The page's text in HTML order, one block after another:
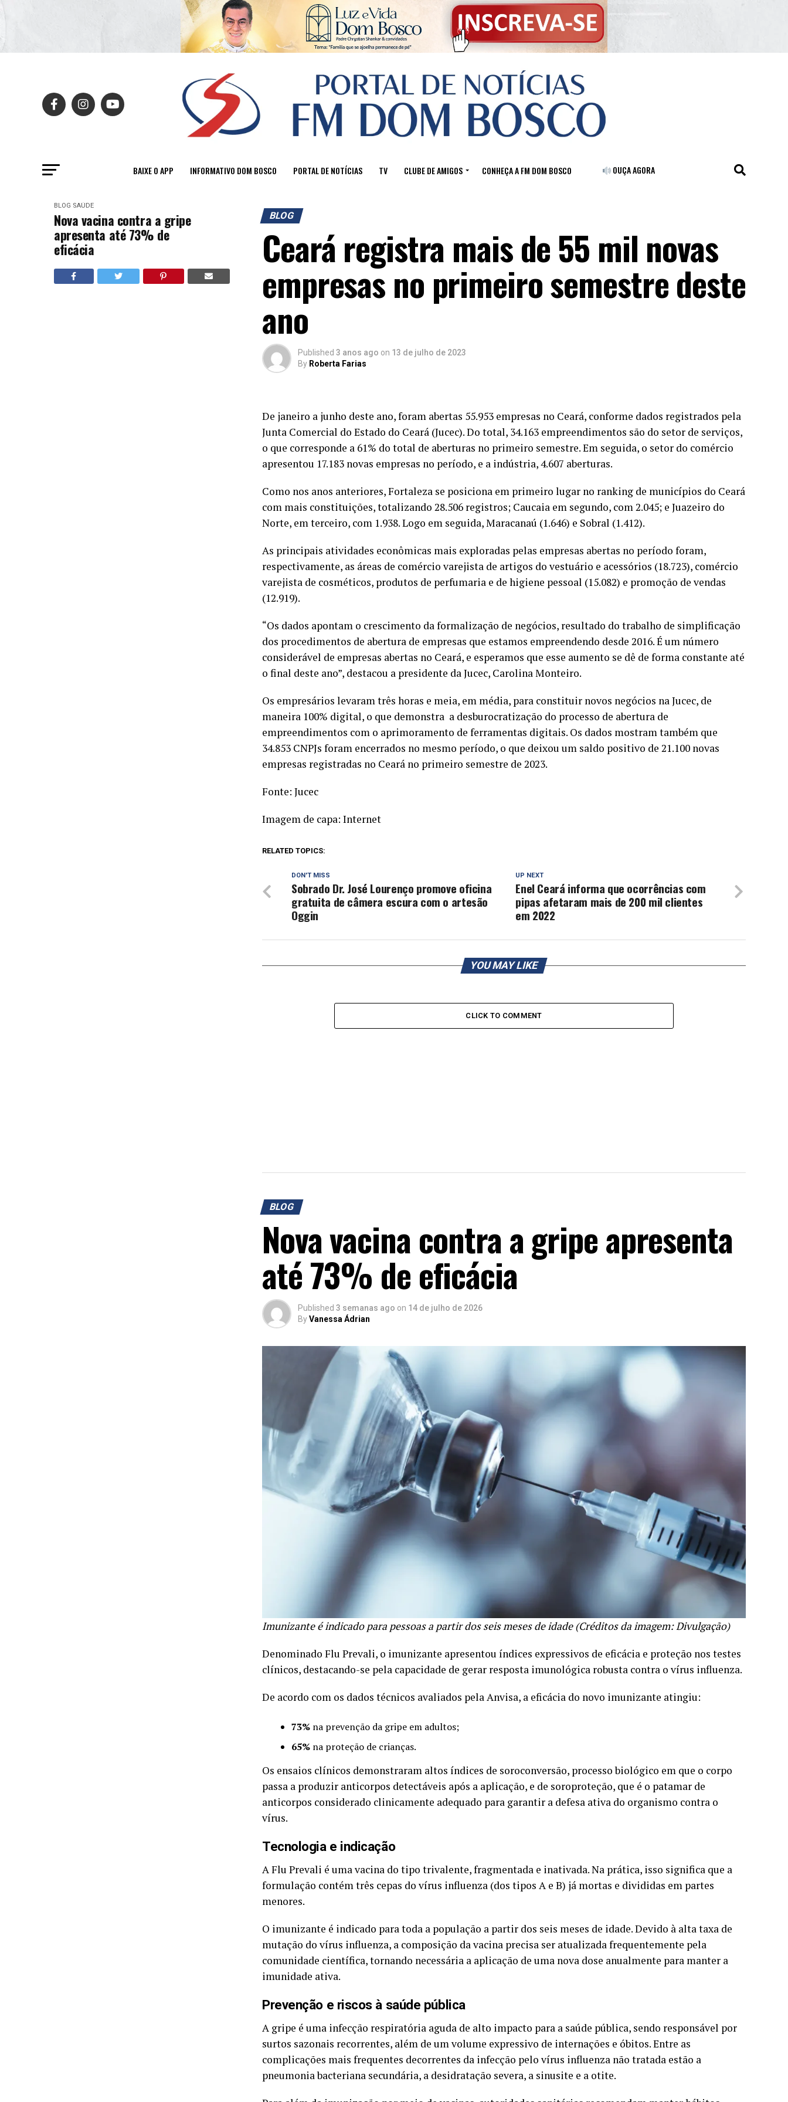
BAIXE O APP INFORMATIVO DOM BOSCO PORTAL DE NOTÍCIAS TV CLUBE DE AMIGOS CONHEÇA A FM DOM BOSCO OUÇA AGORA
BLOG SAÚDE
Nova vacina contra a gripe
apresenta até 73% de
eficácia
BLOG
Ceará registra mais de 55 mil novas
empresas no primeiro semestre deste
ano
Published 3 anos ago on 13 de julho de 2023
By Roberta Farias
De janeiro a junho deste ano, foram abertas 55.953 empresas no Ceará, conforme dados registrados pela
Junta Comercial do Estado do Ceará (Jucec). Do total, 34.163 empreendimentos são do setor de serviços,
o que corresponde a 61% do total de aberturas no primeiro semestre. Em seguida, o setor do comércio
apresentou 17.183 novas empresas no período, e a indústria, 4.607 aberturas.
Como nos anos anteriores, Fortaleza se posiciona em primeiro lugar no ranking de municípios do Ceará
com mais constituições, totalizando 28.506 registros; Caucaia em segundo, com 2.045; e Juazeiro do
Norte, em terceiro, com 1.938. Logo em seguida, Maracanaú (1.646) e Sobral (1.412).
As principais atividades econômicas mais exploradas pelas empresas abertas no período foram,
respectivamente, as áreas de comércio varejista de artigos do vestuário e acessórios (18.723), comércio
varejista de cosméticos, produtos de perfumaria e de higiene pessoal (15.082) e promoção de vendas
(12.919).
“Os dados apontam o crescimento da formalização de negócios, resultado do trabalho de simplificação
dos procedimentos de abertura de empresas que estamos empreendendo desde 2016. É um número
considerável de empresas abertas no Ceará, e esperamos que esse aumento se dê de forma constante até
o final deste ano”, destacou a presidente da Jucec, Carolina Monteiro.
Os empresários levaram três horas e meia, em média, para constituir novos negócios na Jucec, de
maneira 100% digital, o que demonstra a desburocratização do processo de abertura de
empreendimentos com o aprimoramento de ferramentas digitais. Os dados mostram também que
34.853 CNPJs foram encerrados no mesmo período, o que deixou um saldo positivo de 21.100 novas
empresas registradas no Ceará no primeiro semestre de 2023.
Fonte: Jucec
Imagem de capa: Internet
RELATED TOPICS:
UP NEXT
Enel Ceará informa que ocorrências com
pipas afetaram mais de 200 mil clientes
em 2022
DON'T MISS
Sobrado Dr. José Lourenço promove oficina
gratuita de câmera escura com o artesão
Oggin
YOU MAY LIKE
CLICK TO COMMENT
BLOG
Nova vacina contra a gripe apresenta
até 73% de eficácia
Published 3 semanas ago on 14 de julho de 2026
ByVanessa Ádrian
Imunizante é indicado para pessoas a partir dos seis meses de idade (Créditos da imagem: Divulgação)
Denominado Flu Prevali, o imunizante apresentou índices expressivos de eficácia e proteção nos testes
clínicos, destacando-se pela capacidade de gerar resposta imunológica robusta contra o vírus influenza.
De acordo com os dados técnicos avaliados pela Anvisa, a eficácia do novo imunizante atingiu:
73% na prevenção da gripe em adultos;
65% na proteção de crianças.
Os ensaios clínicos demonstraram altos índices de soroconversão, processo biológico em que o corpo
passa a produzir anticorpos detectáveis após a aplicação, e de soroproteção, que é o patamar de
anticorpos considerado clinicamente adequado para garantir a defesa ativa do organismo contra o
vírus.
Tecnologia e indicação
A Flu Prevali é uma vacina do tipo trivalente, fragmentada e inativada. Na prática, isso significa que a
formulação contém três cepas do vírus influenza (dos tipos A e B) já mortas e divididas em partes
menores.
O imunizante é indicado para toda a população a partir dos seis meses de idade. Devido à alta taxa de
mutação do vírus influenza, a composição da vacina precisa ser atualizada frequentemente pela
comunidade científica, tornando necessária a aplicação de uma nova dose anualmente para manter a
imunidade ativa.
Prevenção e riscos à saúde pública
A gripe é uma infecção respiratória aguda de alto impacto para a saúde pública, sendo responsável por
surtos sazonais recorrentes, além de um volume expressivo de internações e óbitos. Entre as
complicações mais frequentes decorrentes da infecção pelo vírus influenza não tratada estão a
pneumonia bacteriana secundária, a desidratação severa, a sinusite e a otite.